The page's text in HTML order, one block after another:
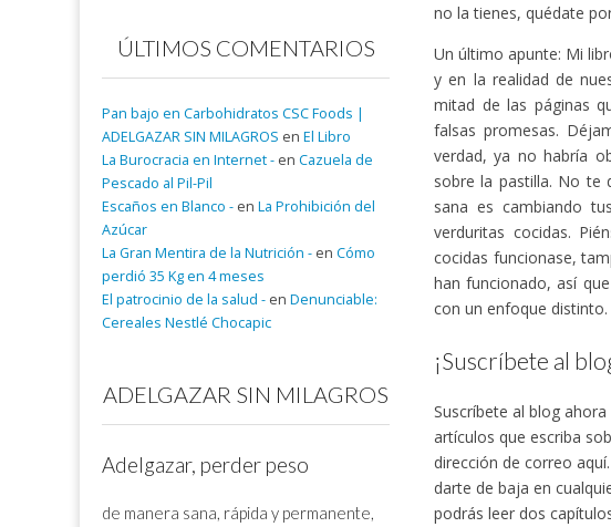
no la tienes, quédate
Un último apunte: Mi
y en la realidad de
mitad de las páginas
falsas promesas.
verdad, ya no habría
sobre la pastilla. No te
sana es cambiando
verduritas cocidas.
cocidas funcionase,
han funcionado, así
con un enfoque
¡Suscríbete al
Suscríbete al blog
artículos que escriba
dirección de correo
darte de baja en
podrás leer dos
ÚLTIMOS COMENTARIOS
Pan bajo en Carbohidratos CSC Foods |
ADELGAZAR SIN MILAGROS en El Libro
La Burocracia en Internet - en Cazuela de
Pescado al Pil-Pil
Escaños en Blanco - en La Prohibición del
Azúcar
La Gran Mentira de la Nutrición - en Cómo
perdió 35 Kg en 4 meses
El patrocinio de la salud - en Denunciable:
Cereales Nestlé Chocapic
ADELGAZAR SIN MILAGROS
Adelgazar, perder peso
de manera sana, rápida y permanente,